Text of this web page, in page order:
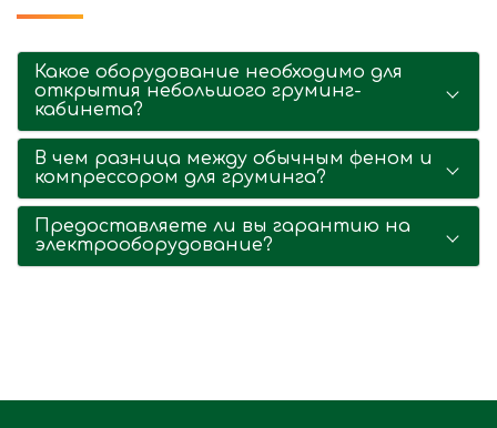
Какое оборудование необходимо для
открытия небольшого груминг-
кабинета?
В чем разница между обычным феном и
компрессором для груминга?
Предоставляете ли вы гарантию на
электрооборудование?